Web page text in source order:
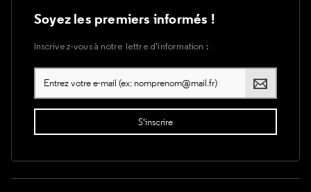
Soyez les premiers informés !
Inscrivez-vous à notre lettre d’information :